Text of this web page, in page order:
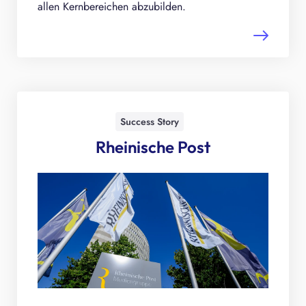
allen Kernbereichen abzubilden.
Success Story
Rheinische Post